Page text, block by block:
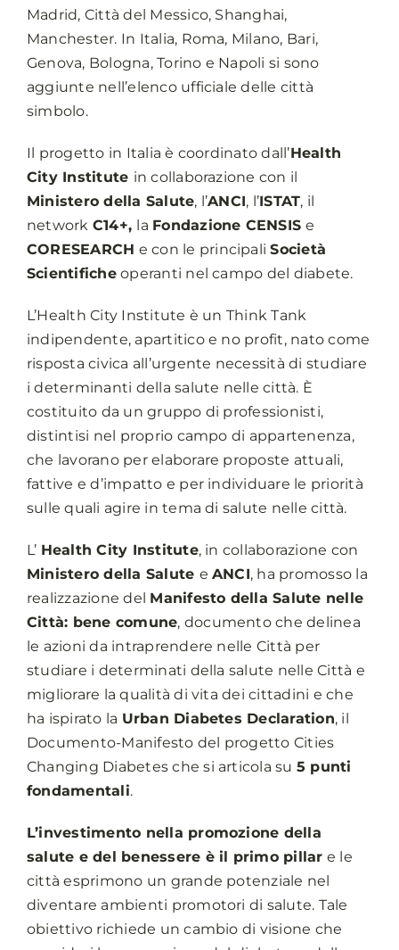
Madrid, Città del Messico, Shanghai,
Manchester. In Italia, Roma, Milano, Bari,
Genova, Bologna, Torino e Napoli si sono
aggiunte nell’elenco ufficiale delle città
simbolo.
Il progetto in Italia è coordinato dall’Health
City Institute in collaborazione con il
Ministero della Salute, l’ANCI, l’ISTAT, il
network C14+, la Fondazione CENSISe
CORESEARCH e con le principaliSocietà
Scientificheoperanti nel campo del diabete.
L’Health City Institute è un Think Tank
indipendente, apartitico e no profit, nato come
risposta civica all’urgente necessità di studiare
i determinanti della salute nelle città. È
costituito da un gruppo di professionisti,
distintisi nel proprio campo di appartenenza,
che lavorano per elaborare proposte attuali,
fattive e d’impatto e per individuare le priorità
sulle quali agire in tema di salute nelle città.
L’ Health City Institute, in collaborazione con
Ministero della Salute e ANCI, ha promosso la
realizzazione del Manifesto della Salute nelle
Città: bene comune, documento che delinea
le azioni da intraprendere nelle Città per
studiare i determinati della salute nelle Città e
migliorare la qualità di vita dei cittadini e che
ha ispirato la Urban Diabetes Declaration, il
Documento-Manifesto del progetto Cities
Changing Diabetes che si articola su 5 punti
fondamentali.
L’investimento nella promozione della
salute e del benessere è il primo pillar e le
città esprimono un grande potenziale nel
diventare ambienti promotori di salute. Tale
obiettivo richiede un cambio di visione che